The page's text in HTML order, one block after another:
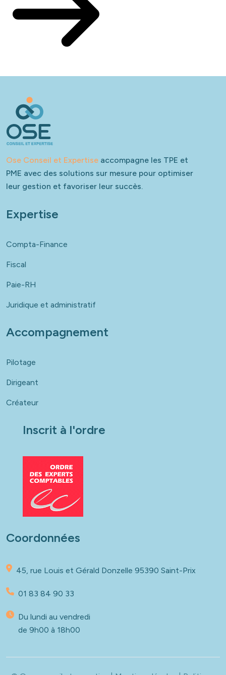
Ose Conseil et Expertise accompagne les TPE et
PME avec des solutions sur mesure pour optimiser
leur gestion et favoriser leur succès.
Expertise
Compta-Finance
Fiscal
Paie-RH
Juridique et administratif
Accompagnement
Pilotage
Dirigeant
Créateur
Inscrit à l'ordre
Coordonnées
45, rue Louis et Gérald Donzelle 95390 Saint-Prix
01 83 84 90 33
Du lundi au vendredi
de 9h00 à 18h00